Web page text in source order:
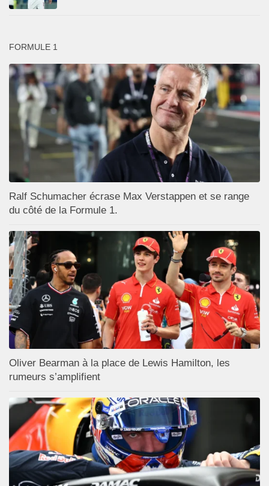
FORMULE 1
Ralf Schumacher écrase Max Verstappen et se range
du côté de la Formule 1.
Oliver Bearman à la place de Lewis Hamilton, les
rumeurs s’amplifient